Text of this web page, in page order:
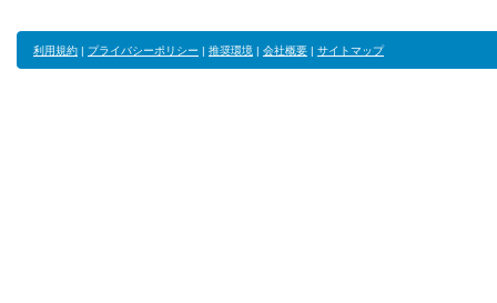
利用規約 | プライバシーポリシー | 推奨環境 | 会社概要 | サイトマップ